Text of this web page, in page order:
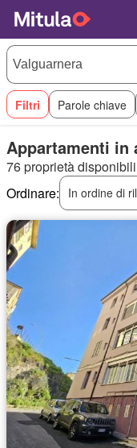
Filtri Parole chiave
Appartamenti in
76 proprietà disponibili
Ordinare:
In ordine di